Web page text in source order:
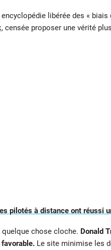
libérée des «
, censée proposer une vérité
pilotés à distance ont réussi
quelque chose cloche. Donald
Le site minimise les